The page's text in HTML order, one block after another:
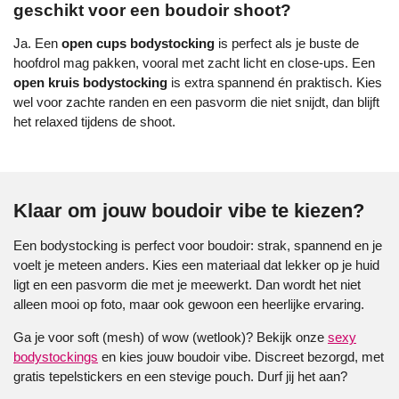
geschikt voor een boudoir shoot?
Ja. Een open cups bodystocking is perfect als je buste de
hoofdrol mag pakken, vooral met zacht licht en close-ups. Een
open kruis bodystocking is extra spannend én praktisch. Kies
wel voor zachte randen en een pasvorm die niet snijdt, dan blijft
het relaxed tijdens de shoot.
Klaar om jouw boudoir vibe te kiezen?
Een bodystocking is perfect voor boudoir: strak, spannend en je
voelt je meteen anders. Kies een materiaal dat lekker op je huid
ligt en een pasvorm die met je meewerkt. Dan wordt het niet
alleen mooi op foto, maar ook gewoon een heerlijke ervaring.
Ga je voor soft (mesh) of wow (wetlook)? Bekijk onze sexy
bodystockings en kies jouw boudoir vibe. Discreet bezorgd, met
gratis tepelstickers en een stevige pouch. Durf jij het aan?